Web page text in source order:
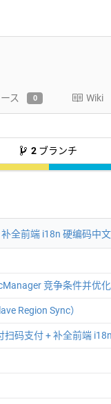
ス 0 Wiki
2 ブランチ
全前端 i18n 硬编码中文
竞争条件并优
Region Sync）
码支付 + 补全前端